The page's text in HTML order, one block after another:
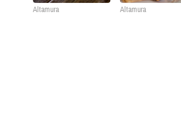
Altamura
Altamura